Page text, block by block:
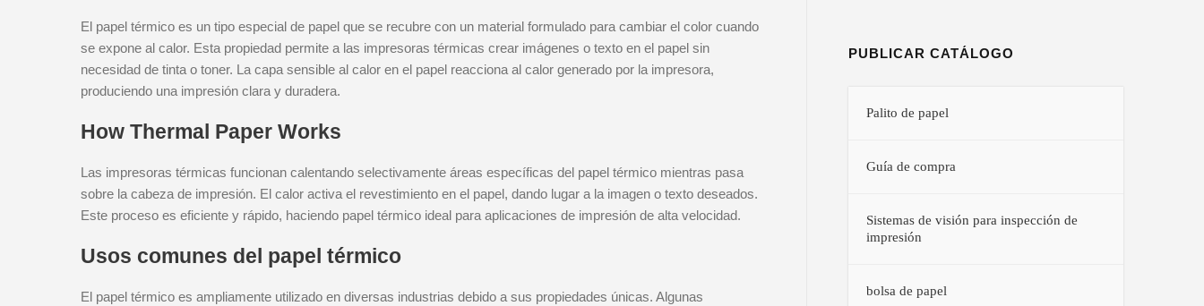
El papel térmico es un tipo especial de papel que se recubre con un material formulado para cambiar el color cuando
se expone al calor. Esta propiedad permite a las impresoras térmicas crear imágenes o texto en el papel sin
necesidad de tinta o toner. La capa sensible al calor en el papel reacciona al calor generado por la impresora,
produciendo una impresión clara y duradera.
How Thermal Paper Works
Las impresoras térmicas funcionan calentando selectivamente áreas específicas del papel térmico mientras pasa
sobre la cabeza de impresión. El calor activa el revestimiento en el papel, dando lugar a la imagen o texto deseados.
Este proceso es eficiente y rápido, haciendo papel térmico ideal para aplicaciones de impresión de alta velocidad.
Usos comunes del papel térmico
El papel térmico es ampliamente utilizado en diversas industrias debido a sus propiedades únicas. Algunas
PUBLICAR CATÁLOGO
Palito de papel
Guía de compra
Sistemas de visión para inspección de
impresión
bolsa de papel